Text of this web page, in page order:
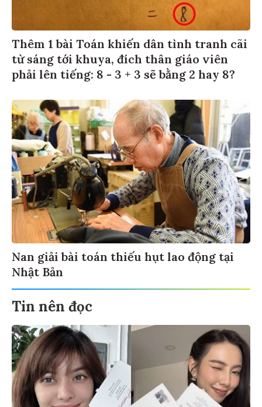
Thêm 1 bài Toán khiến dân tình tranh cãi
từ sáng tới khuya, đích thân giáo viên
phải lên tiếng: 8 - 3 + 3 sẽ bằng 2 hay 8?
Nan giải bài toán thiếu hụt lao động tại
Nhật Bản
Tin nên đọc